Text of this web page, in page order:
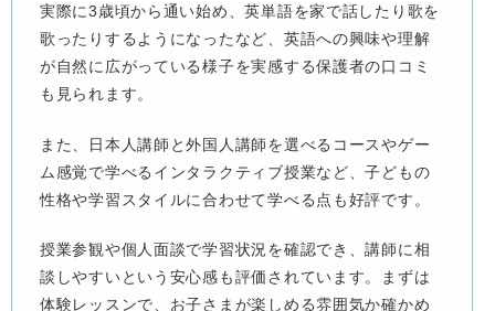
実際に3歳頃から通い始め、英単語を家で話したり歌を
歌ったりするようになったなど、英語への興味や理解
が自然に広がっている様子を実感する保護者の口コミ
も見られます。
また、日本人講師と外国人講師を選べるコースやゲー
ム感覚で学べるインタラクティブ授業など、子どもの
性格や学習スタイルに合わせて学べる点も好評です。
授業参観や個人面談で学習状況を確認でき、講師に相
談しやすいという安心感も評価されています。まずは
体験レッスンで、お子さまが楽しめる雰囲気か確かめ